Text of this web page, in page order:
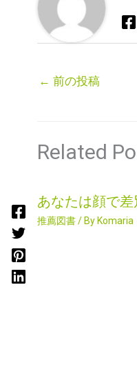
← 前の投稿
Related
あなたは顔で
推薦図書/ By Komaria